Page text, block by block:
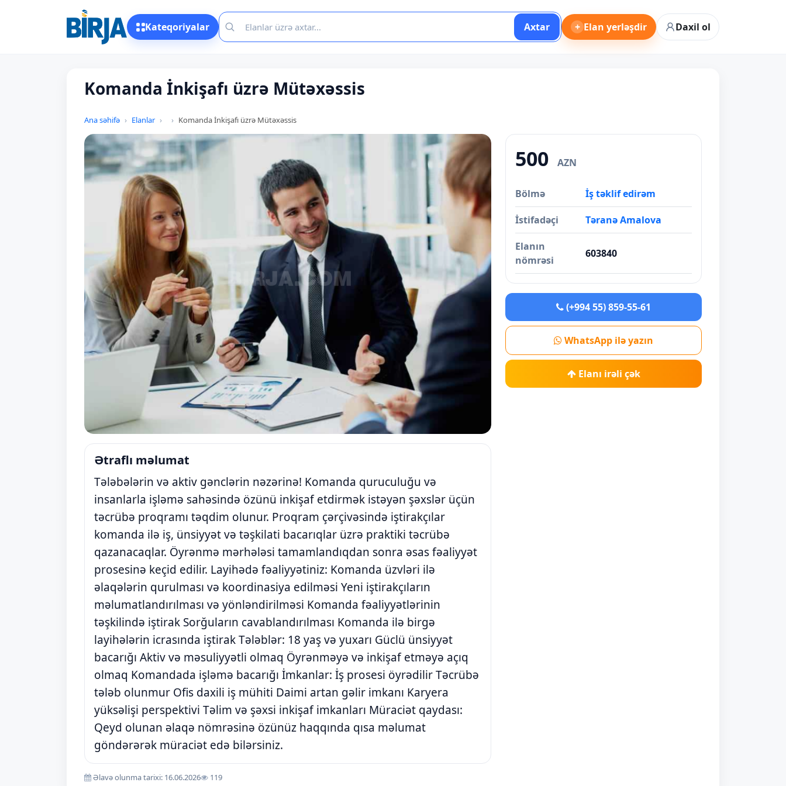
Kateqoriyalar Axtar + Elan yerləşdir Daxil ol
Komanda İnkişafı üzrə Mütəxəssis
Ana səhifə Elanlar Komanda İnkişafı üzrə Mütəxəssis
Ətraflı məlumat
Tələbələrin və aktiv gənclərin nəzərinə! Komanda quruculuğu və
insanlarla işləmə sahəsində özünü inkişaf etdirmək istəyən şəxslər üçün
təcrübə proqramı təqdim olunur. Proqram çərçivəsində iştirakçılar
komanda ilə iş, ünsiyyət və təşkilati bacarıqlar üzrə praktiki təcrübə
qazanacaqlar. Öyrənmə mərhələsi tamamlandıqdan sonra əsas fəaliyyət
prosesinə keçid edilir. Layihədə fəaliyyətiniz: Komanda üzvləri ilə
əlaqələrin qurulması və koordinasiya edilməsi Yeni iştirakçıların
məlumatlandırılması və yönləndirilməsi Komanda fəaliyyətlərinin
təşkilində iştirak Sorğuların cavablandırılması Komanda ilə birgə
layihələrin icrasında iştirak Tələblər: 18 yaş və yuxarı Güclü ünsiyyət
bacarığı Aktiv və məsuliyyətli olmaq Öyrənməyə və inkişaf etməyə açıq
olmaq Komandada işləmə bacarığı İmkanlar: İş prosesi öyrədilir Təcrübə
tələb olunmur Ofis daxili iş mühiti Daimi artan gəlir imkanı Karyera
yüksəlişi perspektivi Təlim və şəxsi inkişaf imkanları Müraciət qaydası:
Qeyd olunan əlaqə nömrəsinə özünüz haqqında qısa məlumat
göndərərək müraciət edə bilərsiniz.
Əlavə olunma tarixi: 16.06.2026 119
500 AZN
Bölmə İş təklif edirəm
İstifadəçi Təranə Amalova
Elanın
nömrəsi
603840
(+994 55) 859-55-61
WhatsApp ilə yazın
Elanı irəli çək